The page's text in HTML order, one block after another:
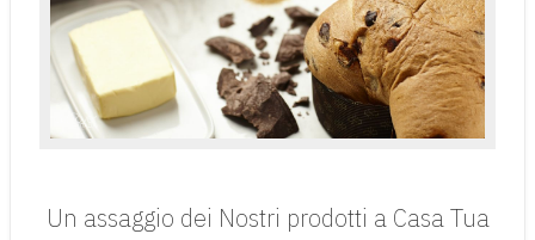
Un assaggio dei Nostri prodotti a Casa Tua